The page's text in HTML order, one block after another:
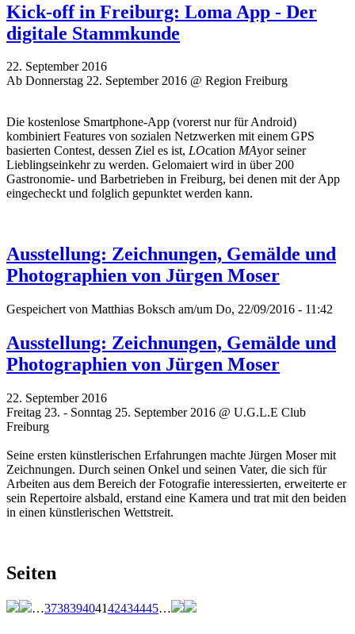
Kick-off in Freiburg: Loma App - Der
digitale Stammkunde
22. September 2016
Ab Donnerstag 22. September 2016 @ Region Freiburg
Die kostenlose Smartphone-App (vorerst nur für Android)
kombiniert Features von sozialen Netzwerken mit einem GPS
basierten Contest, dessen Ziel es ist, LOcation MAyor seiner
Lieblingseinkehr zu werden. Gelomaiert wird in über 200
Gastronomie- und Barbetrieben in Freiburg, bei denen mit der App
eingecheckt und folglich gepunktet werden kann.
Ausstellung: Zeichnungen, Gemälde und
Photographien von Jürgen Moser
Gespeichert von Matthias Boksch am/um Do, 22/09/2016 - 11:42
Ausstellung: Zeichnungen, Gemälde und
Photographien von Jürgen Moser
22. September 2016
Freitag 23. - Sonntag 25. September 2016 @ U.G.L.E Club
Freiburg
Seine ersten künstlerischen Erfahrungen machte Jürgen Moser mit
Zeichnungen. Durch seinen Onkel und seinen Vater, die sich für
Arbeiten aus dem Bereich der Fotografie interessierten, erweiterte er
sein Repertoire alsbald, erstand eine Kamera und trat mit den beiden
in einen künstlerischen Wettstreit.
Seiten
…373839404142434445…